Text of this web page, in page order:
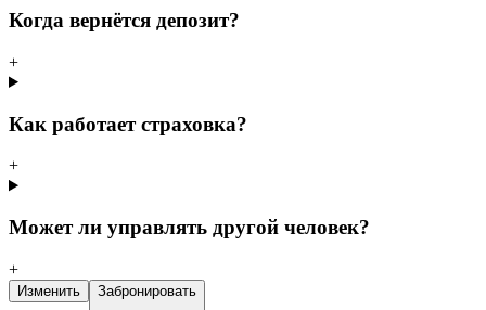
Когда вернётся депозит?
+
Как работает страховка?
+
Может ли управлять другой человек?
+
Изменить Забронировать